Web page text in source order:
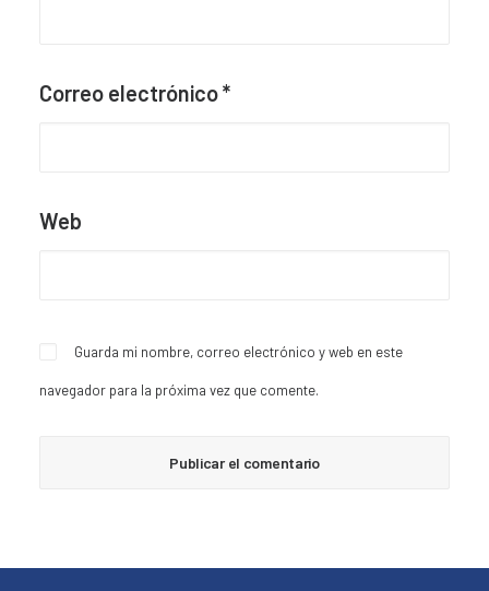
Correo electrónico*
Web
Guarda mi nombre, correo electrónico y web en este
navegador para la próxima vez que comente.